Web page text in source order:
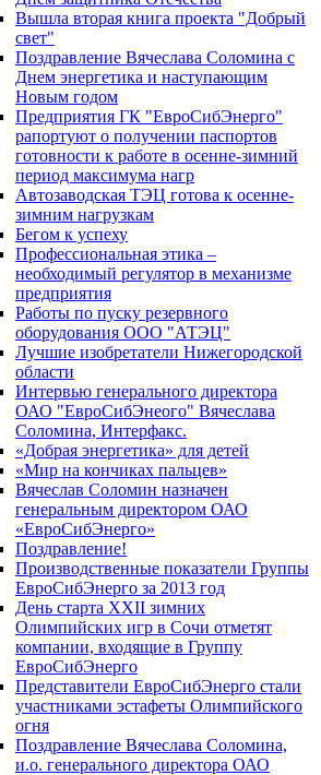
Вышла вторая книга проекта "Добрый
свет"
Поздравление Вячеслава Соломина с
Днем энергетика и наступающим
Новым годом
Предприятия ГК "ЕвроСибЭнерго"
рапортуют о получении паспортов
готовности к работе в осенне-зимний
период максимума нагр
Автозаводская ТЭЦ готова к осенне-
зимним нагрузкам
Бегом к успеху
Профессиональная этика –
необходимый регулятор в механизме
предприятия
Работы по пуску резервного
оборудования ООО "АТЭЦ"
Лучшие изобретатели Нижегородской
области
Интервью генерального директора
ОАО "ЕвроСибЭнеого" Вячеслава
Соломина, Интерфакс.
«Добрая энергетика» для детей
«Мир на кончиках пальцев»
Вячеслав Соломин назначен
генеральным директором ОАО
«ЕвроСибЭнерго»
Поздравление!
Производственные показатели Группы
ЕвроСибЭнерго за 2013 год
День старта XXII зимних
Олимпийских игр в Сочи отметят
компании, входящие в Группу
ЕвроСибЭнерго
Представители ЕвроСибЭнерго стали
участниками эстафеты Олимпийского
огня
Поздравление Вячеслава Соломина,
и.о. генерального директора ОАО